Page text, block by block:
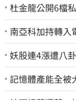
杜金龍公開6檔
南亞科加持轉
妖股連4漲遭八
記憶體產能全